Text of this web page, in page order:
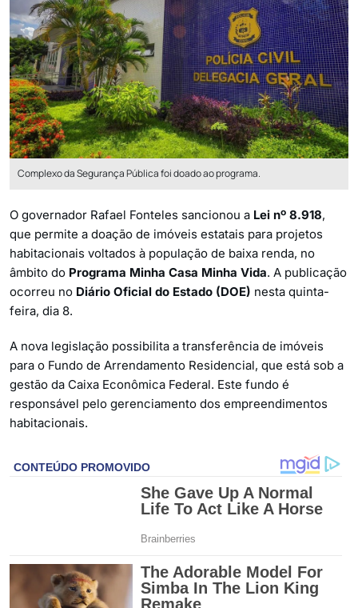
Complexo da Segurança Pública foi doado ao programa.
O governador Rafael Fonteles sancionou a Lei nº 8.918,
que permite a doação de imóveis estatais para projetos
habitacionais voltados à população de baixa renda, no
âmbito do Programa Minha Casa Minha Vida. A publicação
ocorreu no Diário Oficial do Estado (DOE) nesta quinta-
feira, dia 8.
A nova legislação possibilita a transferência de imóveis
para o Fundo de Arrendamento Residencial, que está sob a
gestão da Caixa Econômica Federal. Este fundo é
responsável pelo gerenciamento dos empreendimentos
habitacionais.